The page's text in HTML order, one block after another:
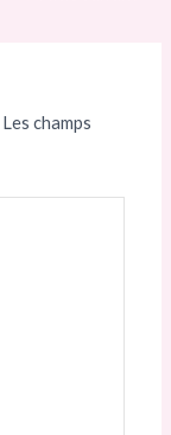
Les champs